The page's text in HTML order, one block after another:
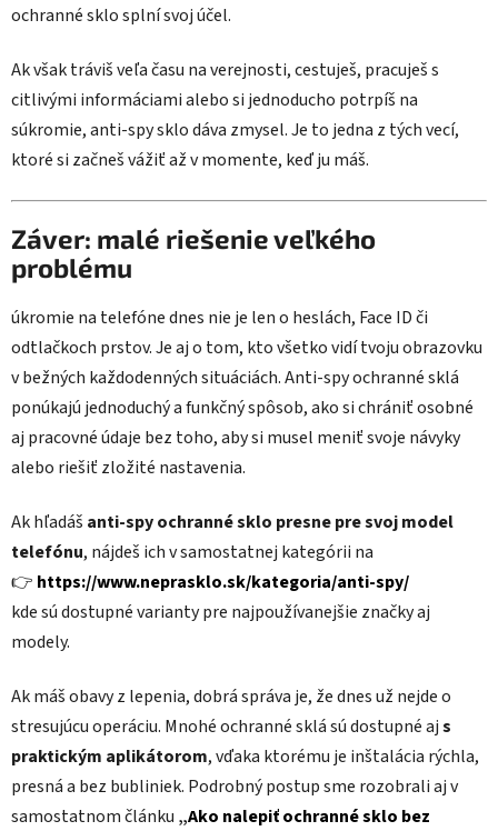
ochranné sklo splní svoj účel.
Ak však tráviš veľa času na verejnosti, cestuješ, pracuješ s
citlivými informáciami alebo si jednoducho potrpíš na
súkromie, anti-spy sklo dáva zmysel. Je to jedna z tých vecí,
ktoré si začneš vážiť až v momente, keď ju máš.
Záver: malé riešenie veľkého
problému
úkromie na telefóne dnes nie je len o heslách, Face ID či
odtlačkoch prstov. Je aj o tom, kto všetko vidí tvoju obrazovku
v bežných každodenných situáciách. Anti-spy ochranné sklá
ponúkajú jednoduchý a funkčný spôsob, ako si chrániť osobné
aj pracovné údaje bez toho, aby si musel meniť svoje návyky
alebo riešiť zložité nastavenia.
Ak hľadáš anti-spy ochranné sklo presne pre svoj model
telefónu, nájdeš ich v samostatnej kategórii na
👉 https://www.neprasklo.sk/kategoria/anti-spy/
kde sú dostupné varianty pre najpoužívanejšie značky aj
modely.
Ak máš obavy z lepenia, dobrá správa je, že dnes už nejde o
stresujúcu operáciu. Mnohé ochranné sklá sú dostupné ajs
praktickým aplikátorom, vďaka ktorému je inštalácia rýchla,
presná a bez bubliniek. Podrobný postup sme rozobrali aj v
samostatnom článku „Ako nalepiť ochranné sklo bez